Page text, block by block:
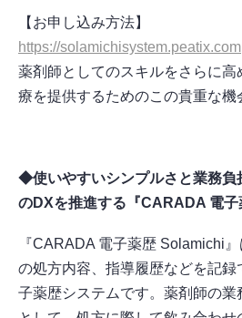
【お申し込み方法】
https://solamichisystem.peatix.com
薬剤師としてのスキルをさらに高
療を提供するためのこの貴重な機
◆使いやすいシンプルさと業務負
のDXを推進する『CARADA 電子
『CARADA 電子薬歴 Solamichi
の処方内容、指導履歴などを記録
子薬歴システムです。薬剤師の業